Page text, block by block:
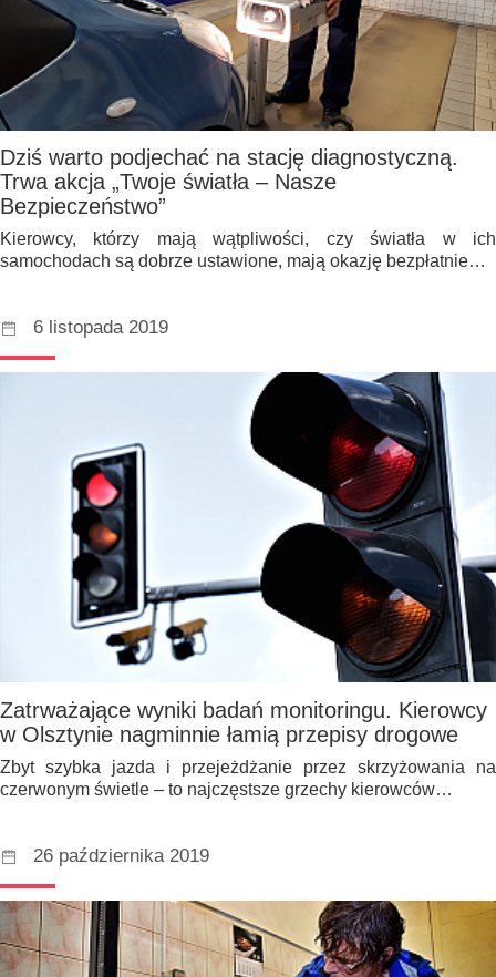
Dziś warto podjechać na stację diagnostyczną.
Trwa akcja „Twoje światła – Nasze
Bezpieczeństwo”
Kierowcy, którzy mają wątpliwości, czy światła w ich
samochodach są dobrze ustawione, mają okazję bezpłatnie…
6 listopada 2019
Zatrważające wyniki badań monitoringu. Kierowcy
w Olsztynie nagminnie łamią przepisy drogowe
Zbyt szybka jazda i przejeżdżanie przez skrzyżowania na
czerwonym świetle – to najczęstsze grzechy kierowców…
26 października 2019